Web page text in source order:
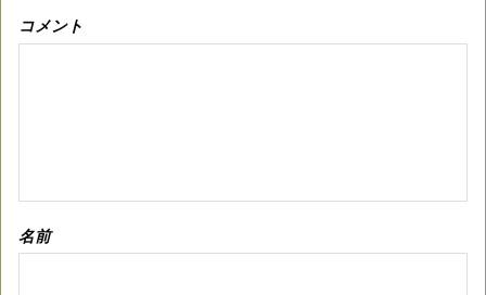
コメント
名前